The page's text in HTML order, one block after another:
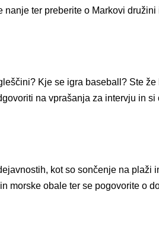
ter preberite o Markovi družini
Kje se igra baseball? Ste že
na vprašanja za intervju in si
kot so sončenje na plaži
morske obale ter se pogovorite o